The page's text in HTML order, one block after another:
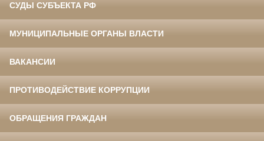
СУДЫ СУБЪЕКТА РФ
МУНИЦИПАЛЬНЫЕ ОРГАНЫ ВЛАСТИ
ВАКАНСИИ
ПРОТИВОДЕЙСТВИЕ КОРРУПЦИИ
ОБРАЩЕНИЯ ГРАЖДАН